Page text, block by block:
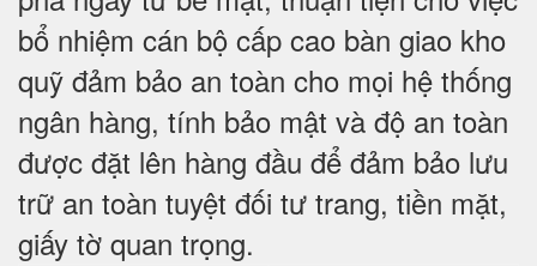
bổ nhiệm cán bộ cấp cao bàn giao kho
quỹ đảm bảo an toàn cho mọi hệ thống
ngân hàng, tính bảo mật và độ an toàn
được đặt lên hàng đầu để đảm bảo lưu
trữ an toàn tuyệt đối tư trang, tiền mặt,
giấy tờ quan trọng.